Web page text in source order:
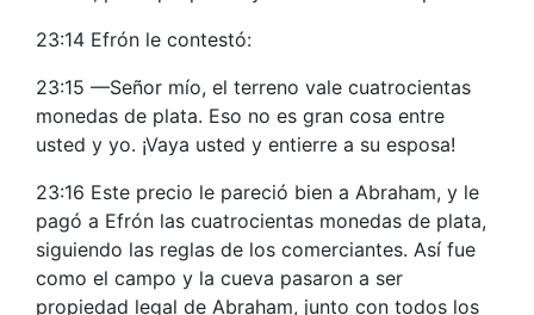
23:14 Efrón le contestó:
23:15 —Señor mío, el terreno vale cuatrocientas
monedas de plata. Eso no es gran cosa entre
usted y yo. ¡Vaya usted y entierre a su esposa!
23:16 Este precio le pareció bien a Abraham, y le
pagó a Efrón las cuatrocientas monedas de plata,
siguiendo las reglas de los comerciantes. Así fue
como el campo y la cueva pasaron a ser
propiedad legal de Abraham, junto con todos los